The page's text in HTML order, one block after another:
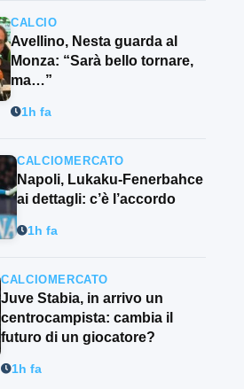
CALCIO
Avellino, Nesta guarda al
Monza: “Sarà bello tornare,
ma…”
1h fa
CALCIOMERCATO
Napoli, Lukaku-Fenerbahce
ai dettagli: c’è l’accordo
1h fa
CALCIOMERCATO
Juve Stabia, in arrivo un
centrocampista: cambia il
futuro di un giocatore?
1h fa